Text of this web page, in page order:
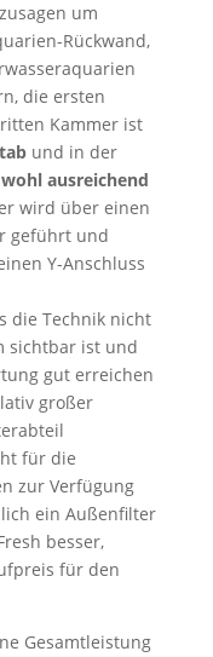
um
Rückwand,
die ersten
Kammer ist
und in der
wohl ausreichend
wird über einen
geführt und
Y-Anschluss
die Technik nicht
sichtbar ist und
gut erreichen
großer
für die
zur Verfügung
ein Außenfilter
besser,
für den
Gesamtleistung